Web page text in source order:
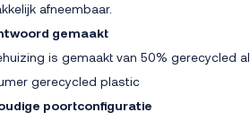
afneembaar.
gemaakt
is gemaakt van 50% gerecycled
gerecycled plastic
poortconfiguratie